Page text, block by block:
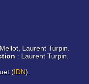
Laurent Turpin.
: Laurent Turpin.
(IDN).